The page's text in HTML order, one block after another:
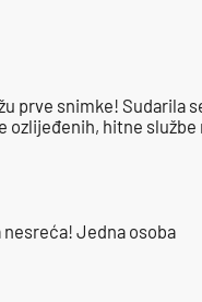
prve snimke! Sudarila
ozlijeđenih, hitne službe
Jedna osoba